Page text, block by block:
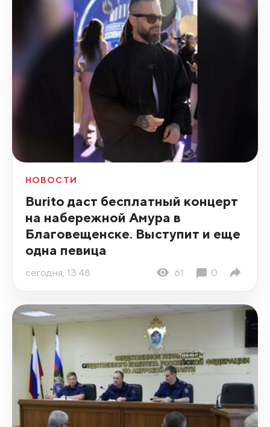
НОВОСТИ
Burito даст бесплатный концерт
на набережной Амура в
Благовещенске. Выступит и еще
одна певица
сегодня, 13:48 61 0